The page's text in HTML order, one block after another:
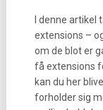
I denne
extensions –
om de blot er
få extensions
kan du her
forholder sig